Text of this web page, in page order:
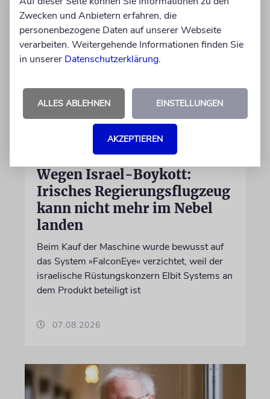
Wegen Israel-Boykott:
Irisches Regierungsflugzeug
kann nicht mehr im Nebel
landen
Beim Kauf der Maschine wurde bewusst auf
das System »FalconEye« verzichtet, weil der
israelische Rüstungskonzern Elbit Systems an
dem Produkt beteiligt ist
07.08.2026
Zwecken und Anbietern erfahren, die
personenbezogene Daten auf unserer Webseite
verarbeiten. Weitergehende Informationen finden Sie
in unserer Datenschutzerklärung.
ALLES ABLEHNEN EINSTELLUNGEN
AKZEPTIEREN